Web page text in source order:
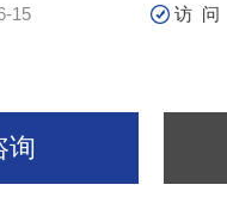
15 访 问
询